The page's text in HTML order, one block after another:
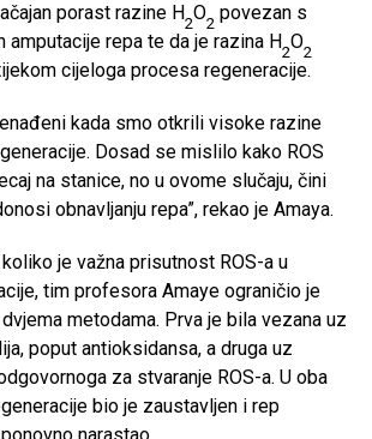
porast razine H2O2 povezan s
amputacije repa te da je razina H2O2
cijeloga procesa regeneracije.
kada smo otkrili visoke razine
Dosad se mislilo kako ROS
na stanice, no u ovome slučaju, čini
obnavljanju repa”, rekao je Amaya.
je važna prisutnost ROS-a u
tim profesora Amaye ograničio je
metodama. Prva je bila vezana uz
poput antioksidansa, a druga uz
za stvaranje ROS-a. U oba
bio je zaustavljen i rep